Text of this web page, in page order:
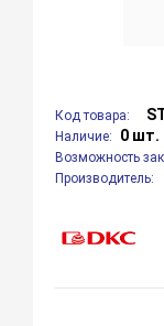
Код товара:
Наличие: 0 шт.
Возможность
Производитель: